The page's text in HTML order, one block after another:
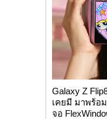
Galaxy Z
เคยมี มาพร้อ
จอ